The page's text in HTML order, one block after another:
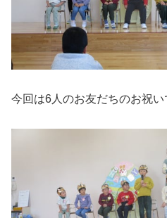
今回は6人のお友だちのお祝い